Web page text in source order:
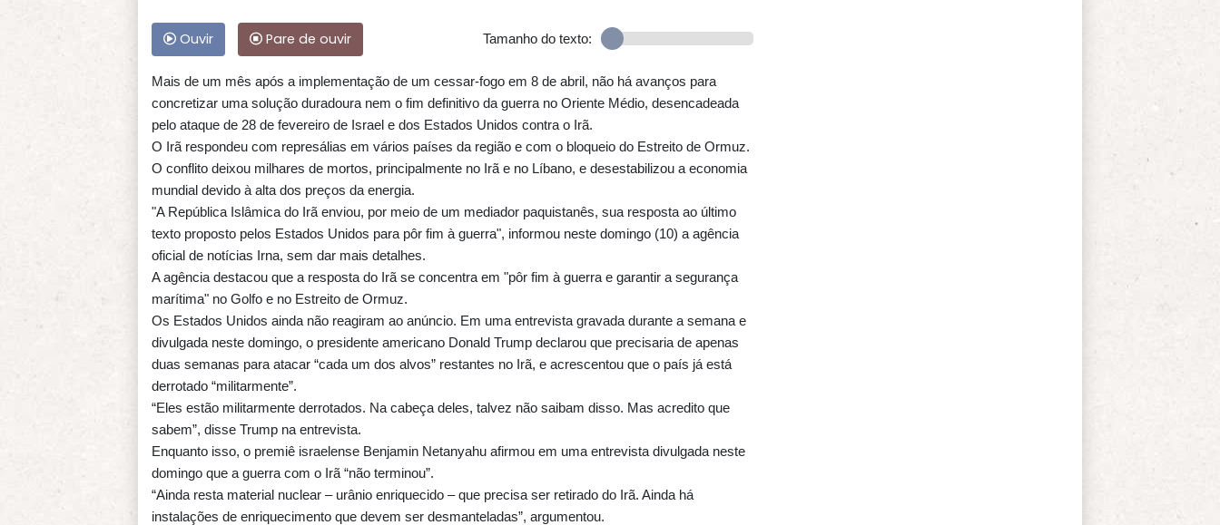
Ouvir Pare de ouvir Tamanho do texto:
Mais de um mês após a implementação de um cessar-fogo em 8 de abril, não há avanços para
concretizar uma solução duradoura nem o fim definitivo da guerra no Oriente Médio, desencadeada
pelo ataque de 28 de fevereiro de Israel e dos Estados Unidos contra o Irã.
O Irã respondeu com represálias em vários países da região e com o bloqueio do Estreito de Ormuz.
O conflito deixou milhares de mortos, principalmente no Irã e no Líbano, e desestabilizou a economia
mundial devido à alta dos preços da energia.
"A República Islâmica do Irã enviou, por meio de um mediador paquistanês, sua resposta ao último
texto proposto pelos Estados Unidos para pôr fim à guerra", informou neste domingo (10) a agência
oficial de notícias Irna, sem dar mais detalhes.
A agência destacou que a resposta do Irã se concentra em "pôr fim à guerra e garantir a segurança
marítima" no Golfo e no Estreito de Ormuz.
Os Estados Unidos ainda não reagiram ao anúncio. Em uma entrevista gravada durante a semana e
divulgada neste domingo, o presidente americano Donald Trump declarou que precisaria de apenas
duas semanas para atacar “cada um dos alvos” restantes no Irã, e acrescentou que o país já está
derrotado “militarmente”.
“Eles estão militarmente derrotados. Na cabeça deles, talvez não saibam disso. Mas acredito que
sabem”, disse Trump na entrevista.
Enquanto isso, o premiê israelense Benjamin Netanyahu afirmou em uma entrevista divulgada neste
domingo que a guerra com o Irã “não terminou”.
“Ainda resta material nuclear – urânio enriquecido – que precisa ser retirado do Irã. Ainda há
instalações de enriquecimento que devem ser desmanteladas”, argumentou.